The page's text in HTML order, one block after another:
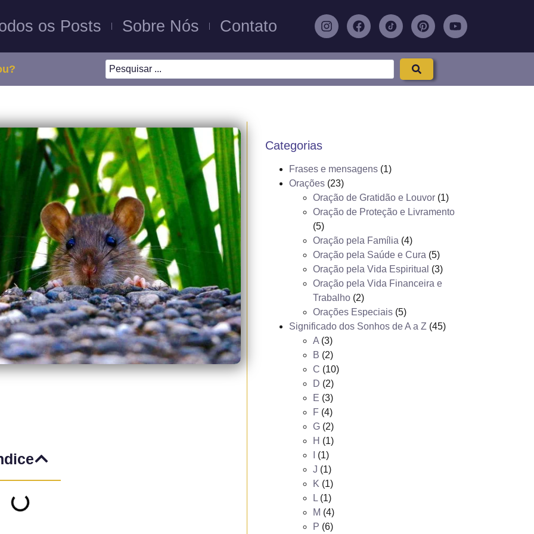
os Posts Sobre Nós Contato
Categorias
Frases e mensagens(1)
Orações(23)
Oração de Gratidão e Louvor(1)
Oração de Proteção e Livramento
(5)
Oração pela Família (4)
Oração pela Saúde e Cura (5)
Oração pela Vida Espiritual (3)
Oração pela Vida Financeira e
Trabalho(2)
Orações Especiais(5)
Significado dos Sonhos de A a Z (45)
A(3)
B (2)
C (10)
D (2)
E (3)
F (4)
G(2)
H (1)
(1)
J (1)
K (1)
L(1)
M (4)
P (6)